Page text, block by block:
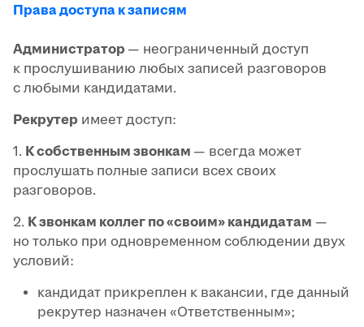
Права доступа к записям
Администратор — неограниченный доступ
к прослушиванию любых записей разговоров
с любыми кандидатами.
Рекрутер имеет доступ:
1. К собственным звонкам — всегда может
прослушать полные записи всех своих
разговоров.
2. К звонкам коллег по «своим» кандидатам —
но только при одновременном соблюдении двух
условий:
кандидат прикреплен к вакансии, где данный
рекрутер назначен «Ответственным»;